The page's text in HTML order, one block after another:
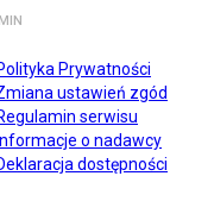
Prywatności
ustawień zgód
serwisu
Informacje o nadawcy
dostępności